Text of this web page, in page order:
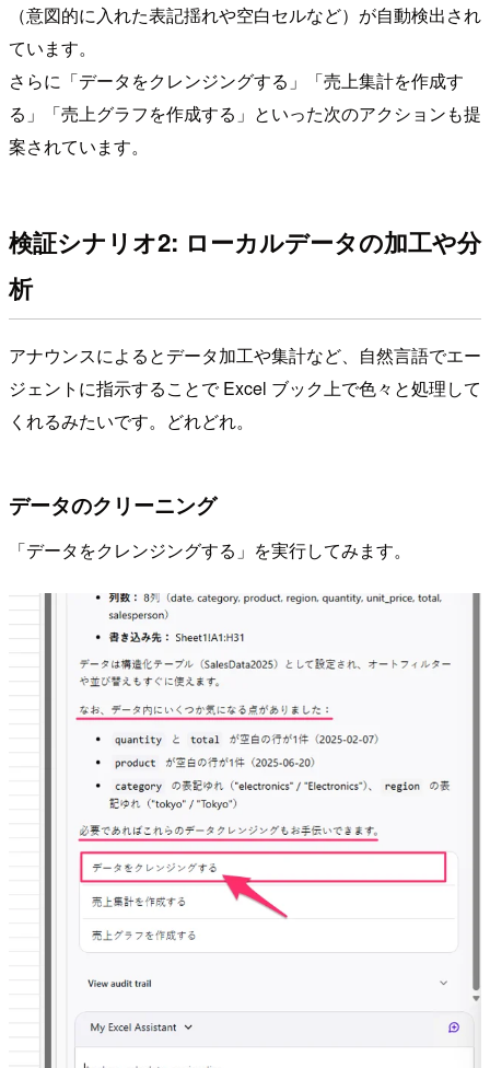
（意図的に入れた表記揺れや空白セルなど）が自動検出され
ています。
さらに「データをクレンジングする」「売上集計を作成す
る」「売上グラフを作成する」といった次のアクションも提
案されています。
検証シナリオ2: ローカルデータの加工や分
析
アナウンスによるとデータ加工や集計など、自然言語でエー
ジェントに指示することで Excel ブック上で色々と処理して
くれるみたいです。どれどれ。
データのクリーニング
「データをクレンジングする」を実行してみます。